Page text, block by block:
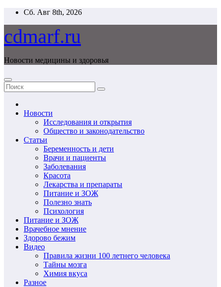
Перейти
содержимому
Сб. Авг 8th, 2026
cdmarf.ru
Новости медицины и здоровья
Новости
Исследования и открытия
Общество и законодательство
Статьи
Беременность и дети
Врачи и пациенты
Заболевания
Красота
Лекарства и препараты
Питание и ЗОЖ
Полезно знать
Психология
Питание и ЗОЖ
Врачебное мнение
Здорово бежим
Видео
Правила жизни 100 летнего человека
Тайны мозга
Химия вкуса
Разное